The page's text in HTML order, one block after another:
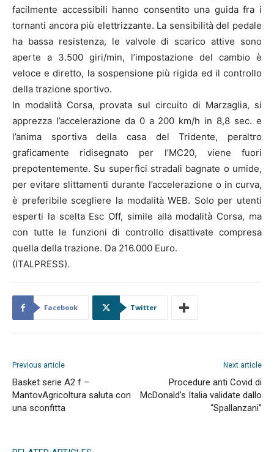
facilmente accessibili hanno consentito una guida fra i
tornanti ancora più elettrizzante. La sensibilità del pedale
ha bassa resistenza, le valvole di scarico attive sono
aperte a 3.500 giri/min, l’impostazione del cambio è
veloce e diretto, la sospensione più rigida ed il controllo
della trazione sportivo.
In modalità Corsa, provata sul circuito di Marzaglia, si
apprezza l’accelerazione da 0 a 200 km/h in 8,8 sec. e
l’anima sportiva della casa del Tridente, peraltro
graficamente ridisegnato per l’MC20, viene fuori
prepotentemente. Su superfici stradali bagnate o umide,
per evitare slittamenti durante l’accelerazione o in curva,
è preferibile scegliere la modalità WEB. Solo per utenti
esperti la scelta Esc Off, simile alla modalità Corsa, ma
con tutte le funzioni di controllo disattivate compresa
quella della trazione. Da 216.000 Euro.
(ITALPRESS).
Facebook Twitter
Previous article
Basket serie A2 f –
MantovAgricoltura saluta con
una sconfitta
Next article
Procedure anti Covid di
McDonald’s Italia validate dallo
“Spallanzani”